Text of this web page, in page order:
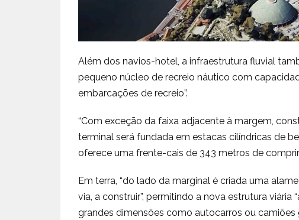
Além dos navios-hotel, a infraestrutura fluvial
pequeno núcleo de recreio náutico com
embarcações de recreio”.
“Com exceção da faixa adjacente à margem,
terminal será fundada em estacas cilíndricas de
oferece uma frente-cais de 343 metros de
Em terra, “do lado da marginal é criada uma
via, a construir”, permitindo a nova estrutura viária
grandes dimensões como autocarros ou